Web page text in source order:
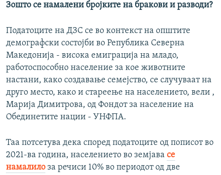
Зошто се намалени бројките на бракови и разводи?
Податоците на ДЗС се во контекст на општите
демографски состојби во Република Северна
Македонија - висока емиграција на младо,
работоспособно население за кое животните
настани, како создавање семејство, се случуваат на
друго место, како и стареење на населението, вели ,
Марија Димитрова, од Фондот за население на
Обединетите нации - УНФПА.
Таа потсетува дека според податоците од пописот во
2021-ва година, населението во земјава се
намалило за речиси 10% во периодот од две